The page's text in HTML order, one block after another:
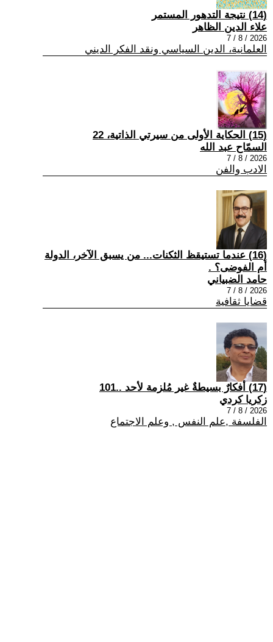
(14) نتيجة التدهور المستمر
علاء الدين الظاهر
2026 / 8 / 7
العلمانية، الدين السياسي ونقد الفكر الديني
(15) الحكاية الأولى من سيرتي الذاتية، 22
السمّاح عبد الله
2026 / 8 / 7
الادب والفن
(16) عندما تستيقظ الثكنات... من يسبق الآخر، الدولة
أم الفوضى؟ .
حامد الضبياني
2026 / 8 / 7
قضايا ثقافية
(17) أفكارٌ بسيطةٌ غير مُلزمة لأحد ..101
زكريا كردي
2026 / 8 / 7
الفلسفة ,علم النفس , وعلم الاجتماع